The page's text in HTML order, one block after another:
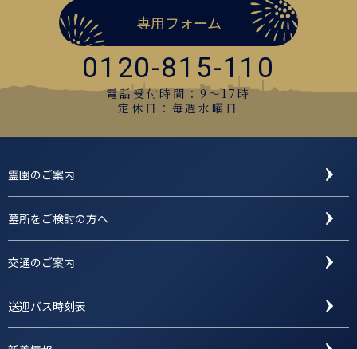
専用フォーム
0120-815-110
電話受付時間：9〜17時
定休日：毎週水曜日
霊園のご案内
墓所をご検討の方へ
交通のご案内
送迎バス時刻表